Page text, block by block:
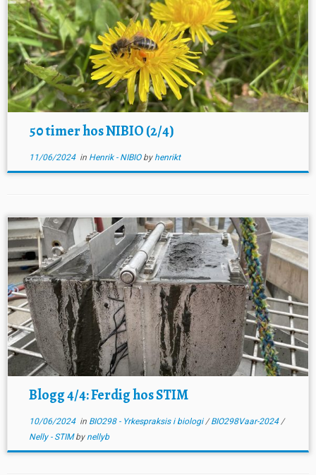
50 timer hos NIBIO (2/4)
11/06/2024in Henrik - NIBIO by henrikt
Blogg 4/4: Ferdig hos STIM
10/06/2024in BIO298 - Yrkespraksis i biologi/BIO298Vaar-2024/
Nelly - STIMby nellyb